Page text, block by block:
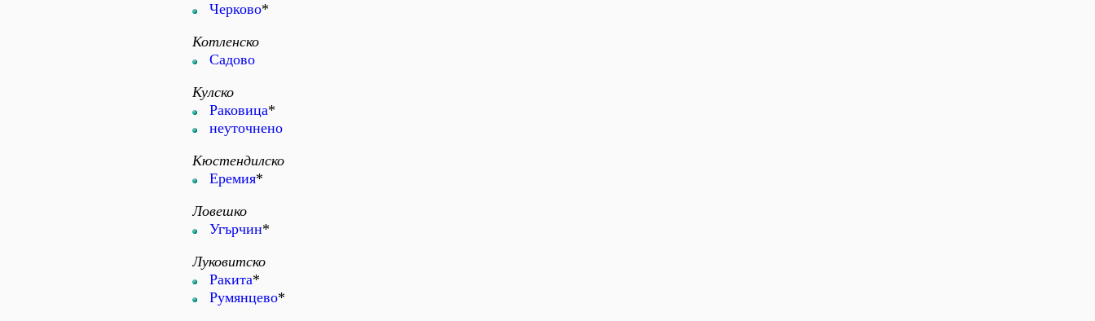
Черково*
Котленско
Садово
Кулско
Раковица*
неуточнено
Кюстендилско
Еремия*
Ловешко
Угърчин*
Луковитско
Ракита*
Румянцево*